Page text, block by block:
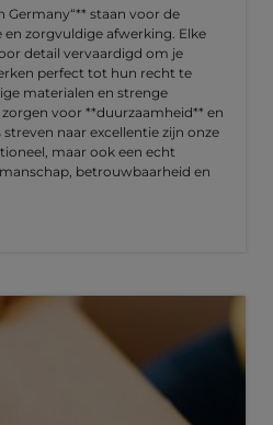
Germany“** staan voor de
zorgvuldige afwerking. Elke
detail vervaardigd om je
perfect tot hun recht te
materialen en strenge
voor **duurzaamheid** en
naar excellentie zijn onze
maar ook een echt
betrouwbaarheid en